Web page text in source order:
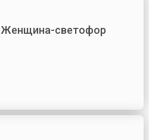
Женщина-светофор